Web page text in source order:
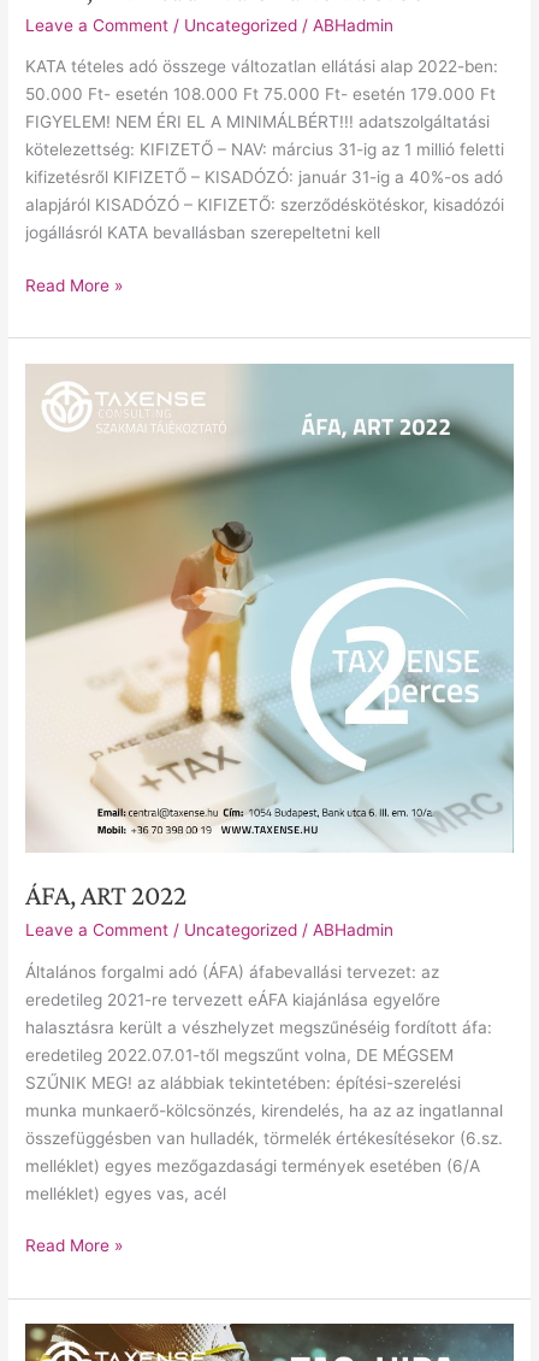
Leave a Comment / Uncategorized /ABHadmin
KATA tételes adó összege változatlan ellátási alap 2022-ben:
50.000 Ft- esetén 108.000 Ft 75.000 Ft- esetén 179.000 Ft
FIGYELEM! NEM ÉRI EL A MINIMÁLBÉRT!!! adatszolgáltatási
kötelezettség: KIFIZETŐ – NAV: március 31-ig az 1 millió feletti
kifizetésről KIFIZETŐ – KISADÓZÓ: január 31-ig a 40%-os adó
alapjáról KISADÓZÓ – KIFIZETŐ: szerződéskötéskor, kisadózói
jogállásról KATA bevallásban szerepeltetni kell
Read More »
ÁFA, ART 2022
Leave a Comment / Uncategorized /ABHadmin
Általános forgalmi adó (ÁFA) áfabevallási tervezet: az
eredetileg 2021-re tervezett eÁFA kiajánlása egyelőre
halasztásra került a vészhelyzet megszűnéséig fordított áfa:
eredetileg 2022.07.01-től megszűnt volna, DE MÉGSEM
SZŰNIK MEG! az alábbiak tekintetében: építési-szerelési
munka munkaerő-kölcsönzés, kirendelés, ha az az ingatlannal
összefüggésben van hulladék, törmelék értékesítésekor (6.sz.
melléklet) egyes mezőgazdasági termények esetében (6/A
melléklet) egyes vas, acél
ART
2022
Read More »
TAO,